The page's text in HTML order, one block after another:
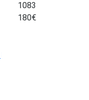
1083
180€